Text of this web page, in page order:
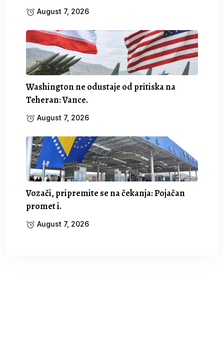
August 7, 2026
Washington ne odustaje od pritiska na
Teheran: Vance.
August 7, 2026
Vozači, pripremite se na čekanja: Pojačan
promet i.
August 7, 2026